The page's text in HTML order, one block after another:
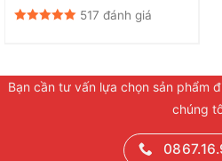
517 đánh giá
Bạn cần tư vấn lựa chọn sản phẩm
chúng